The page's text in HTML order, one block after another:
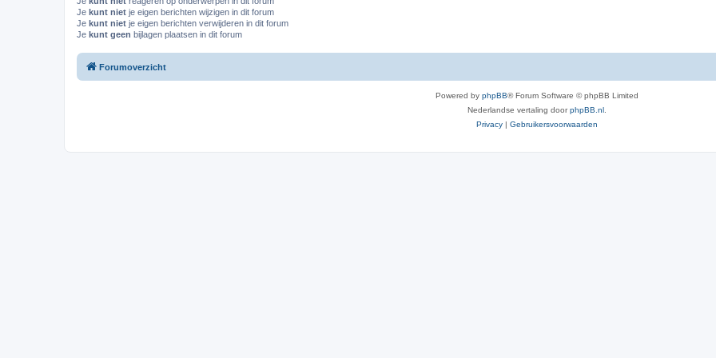
Je kunt niet je eigen berichten wijzigen in dit forum
Je kunt niet je eigen berichten verwijderen in dit forum
Je kunt geen bijlagen plaatsen in dit forum
Forumoverzicht
Powered by phpBB® Forum Software © phpBB Limited
Nederlandse vertaling doorphpBB.nl
Privacy | Gebruikersvoorwaarden